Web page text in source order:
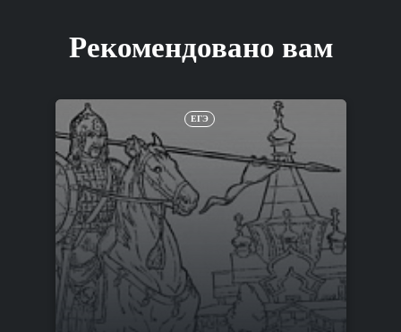
Рекомендовано вам
ЕГЭ